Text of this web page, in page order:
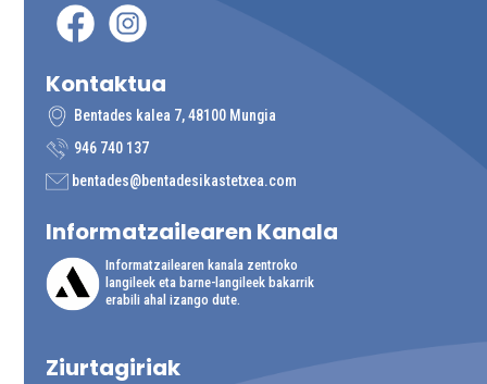
Kontaktua
Bentades kalea 7, 48100 Mungia
946 740 137
bentades@bentadesikastetxea.com
Informatzailearen Kanala
Informatzailearen kanala zentroko
langileek eta barne-langileek bakarrik
erabili ahal izango dute.
Ziurtagiriak